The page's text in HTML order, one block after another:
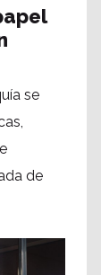
se
de